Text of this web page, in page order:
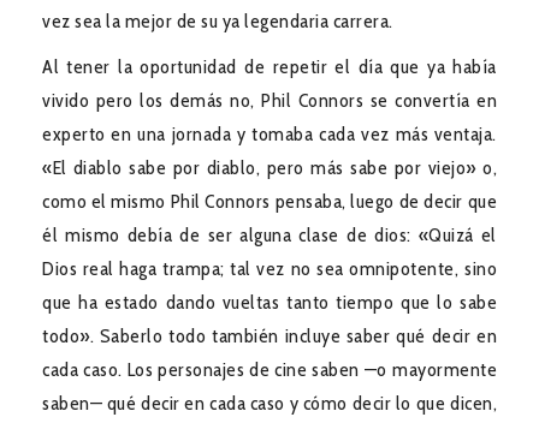
vez sea la mejor de su ya legendaria carrera.
Al tener la oportunidad de repetir el día que ya había
vivido pero los demás no, Phil Connors se convertía en
experto en una jornada y tomaba cada vez más ventaja.
«El diablo sabe por diablo, pero más sabe por viejo» o,
como el mismo Phil Connors pensaba, luego de decir que
él mismo debía de ser alguna clase de dios: «Quizá el
Dios real haga trampa; tal vez no sea omnipotente, sino
que ha estado dando vueltas tanto tiempo que lo sabe
todo». Saberlo todo también incluye saber qué decir en
cada caso. Los personajes de cine saben —o mayormente
saben— qué decir en cada caso y cómo decir lo que dicen,